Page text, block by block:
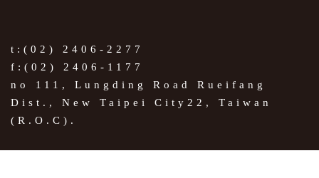
t:(02) 2406-2277
f:(02) 2406-1177
no 111, Lungding Road Rueifang
Dist., New Taipei City22, Taiwan
(R.O.C).